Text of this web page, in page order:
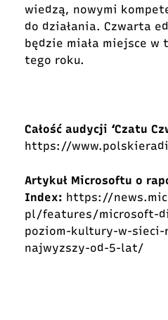
wiedzą, nowymi
do działania. Czwarta
będzie miała miejsce w
tego roku.
Całość audycji ‘Czatu
https://
Artykuł Microsoftu o
Index: https://
pl/features/microsoft-
poziom-kultury-w-
najwyzszy-od-5-lat/